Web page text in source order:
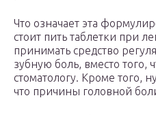
Что означает эта
стоит пить таблетки при
принимать средство
зубную боль, вместо того,
стоматологу. Кроме того,
что причины головной